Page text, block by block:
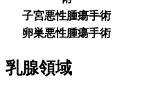
子宮悪性腫瘍手術
卵巣悪性腫瘍手術
乳腺領域